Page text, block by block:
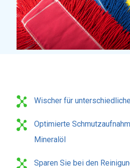
Wischer für
Optimierte
Mineralöl
Sparen Sie bei den